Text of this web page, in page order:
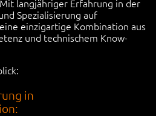
langjähriger Erfahrung in der
Spezialisierung auf
einzigartige Kombination aus
und technischem Know-
in